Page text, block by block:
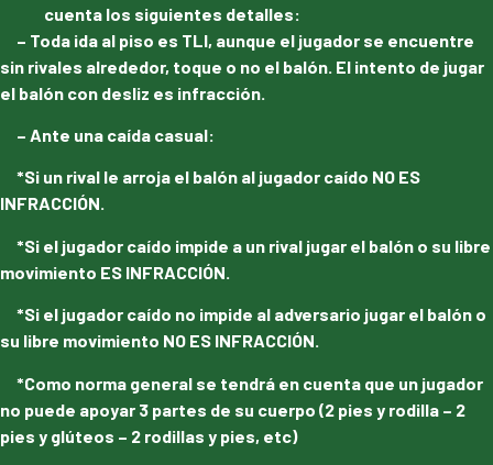
cuenta los siguientes detalles:
– Toda ida al piso es TLI, aunque el jugador se encuentre
sin rivales alrededor, toque o no el balón. El intento de jugar
el balón con desliz es infracción.
– Ante una caída casual:
*Si un rival le arroja el balón al jugador caído NO ES
INFRACCIÓN.
*Si el jugador caído impide a un rival jugar el balón o su libre
movimiento ES INFRACCIÓN.
*Si el jugador caído no impide al adversario jugar el balón o
su libre movimiento NO ES INFRACCIÓN.
*Como norma general se tendrá en cuenta que un jugador
no puede apoyar 3 partes de su cuerpo (2 pies y rodilla – 2
pies y glúteos – 2 rodillas y pies, etc)